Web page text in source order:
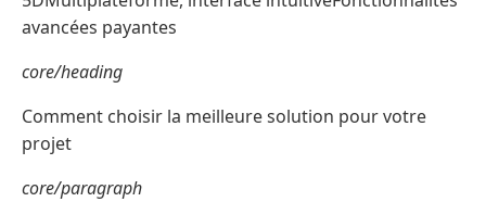
avancées payantes
core/heading
Comment choisir la meilleure solution pour votre
projet
core/paragraph